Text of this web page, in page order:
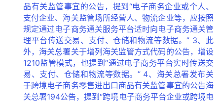
品有关监管事宜的公告，提到“电子商务企业或个人、
支付企业、海关监管场所经营人、物流企业等，应按照
规定通过电子商务通关服务平台适时向电子商务通关管
理平台传送交易、支付、仓储和物流等数据。” 3、此
外，海关总署关于增列海关监管方式代码的公告，增设
1210监管模式，也提到“通过电子商务平台实时传送交
易、支付、仓储和物流等数据。” 4、海关总署发布关
于跨境电子商务零售进出口商品有关监管事宜的公告海
关总署194公告，提到“跨境电子商务平台企业或跨境电